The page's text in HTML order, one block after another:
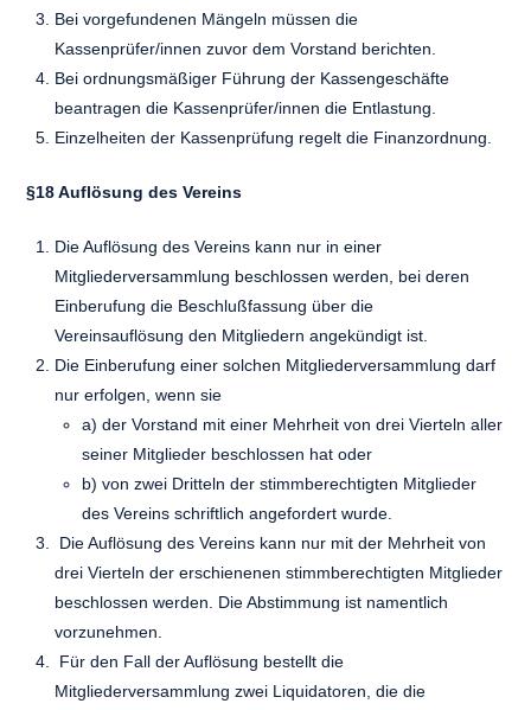
Bei vorgefundenen Mängeln müssen die
Kassenprüfer/innen zuvor dem Vorstand berichten.
Bei ordnungsmäßiger Führung der Kassengeschäfte
beantragen die Kassenprüfer/innen die Entlastung.
Einzelheiten der Kassenprüfung regelt die Finanzordnung.
§18 Auflösung des Vereins
Die Auflösung des Vereins kann nur in einer
Mitgliederversammlung beschlossen werden, bei deren
Einberufung die Beschlußfassung über die
Vereinsauflösung den Mitgliedern angekündigt ist.
Die Einberufung einer solchen Mitgliederversammlung darf
nur erfolgen, wenn sie
a) der Vorstand mit einer Mehrheit von drei Vierteln aller
seiner Mitglieder beschlossen hat oder
b) von zwei Dritteln der stimmberechtigten Mitglieder
des Vereins schriftlich angefordert wurde.
Die Auflösung des Vereins kann nur mit der Mehrheit von
drei Vierteln der erschienenen stimmberechtigten Mitglieder
beschlossen werden. Die Abstimmung ist namentlich
vorzunehmen.
Für den Fall der Auflösung bestellt die
Mitgliederversammlung zwei Liquidatoren, die die